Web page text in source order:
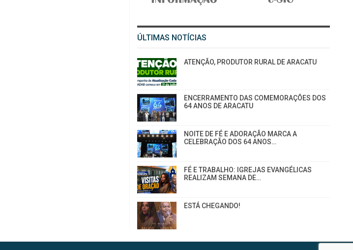
ÚLTIMAS NOTÍCIAS
ATENÇÃO, PRODUTOR RURAL DE ARACATU
ENCERRAMENTO DAS COMEMORAÇÕES DOS
64 ANOS DE ARACATU
NOITE DE FÉ E ADORAÇÃO MARCA A
CELEBRAÇÃO DOS 64 ANOS…
FÉ E TRABALHO: IGREJAS EVANGÉLICAS
REALIZAM SEMANA DE…
ESTÁ CHEGANDO!